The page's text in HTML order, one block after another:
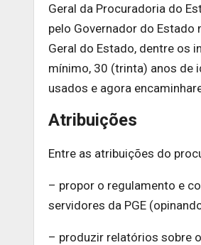
Geral da Procuradoria do
pelo Governador do
Geral do Estado, dentre os
mínimo, 30 (trinta) anos de
usados e agora
Atribuições
Entre as atribuições do
– propor o regulamento e
servidores da PGE
– produzir relatórios sobre